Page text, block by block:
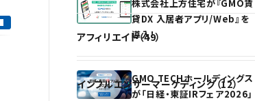
アフィリエイト（49）
インフルエンサーマーケティング（12）
株式会社上方住宅が『GMO賃
貸DX 入居者アプリ/Web』を
導入！
GMO TECHホールディングス
が「日経・東証IRフェア2026」